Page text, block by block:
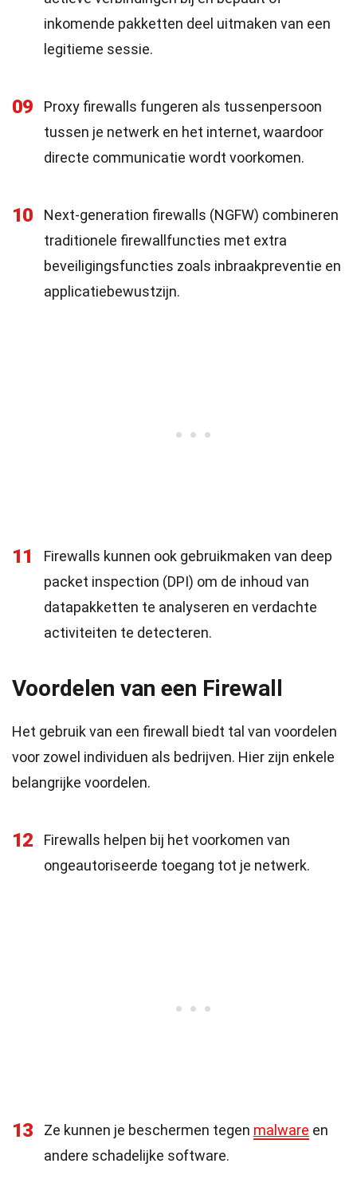
inkomende pakketten deel uitmaken van een
legitieme sessie.
09
Proxy firewalls fungeren als tussenpersoon
tussen je netwerk en het internet, waardoor
directe communicatie wordt voorkomen.
10
Next-generation firewalls (NGFW) combineren
traditionele firewallfuncties met extra
beveiligingsfuncties zoals inbraakpreventie en
applicatiebewustzijn.
11
Firewalls kunnen ook gebruikmaken van deep
packet inspection (DPI) om de inhoud van
datapakketten te analyseren en verdachte
activiteiten te detecteren.
Voordelen van een Firewall
Het gebruik van een firewall biedt tal van voordelen
voor zowel individuen als bedrijven. Hier zijn enkele
belangrijke voordelen.
12
Firewalls helpen bij het voorkomen van
ongeautoriseerde toegang tot je netwerk.
13 Ze kunnen je beschermen tegen malware en
andere schadelijke software.